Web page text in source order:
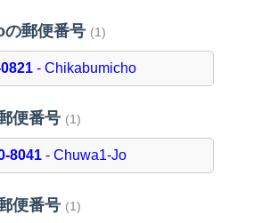
郵便番号 (1)
- Chikabumicho
便番号 (1)
8041 - Chuwa1-Jo
便番号 (1)